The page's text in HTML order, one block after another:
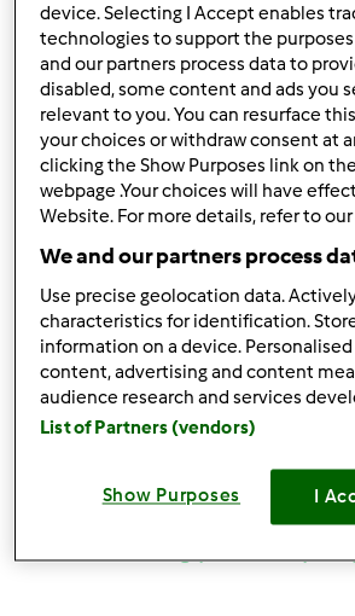
Szybka odpowiedź
UrszUla1234
(niezweryfikowany)
wt., 04/04/2017 - 09:40
Podpinam się !
I witam serdecznie !
Góra strony
device. Selecting I Accept enables
technologies to support the
and our partners process data to
disabled, some content and ads you
relevant to you. You can resurface
your choices or withdraw consent at
clicking the Show Purposes link on
webpage .Your choices will have
Website. For more details, refer to
We and our partners process
Use precise geolocation data.
characteristics for identification.
information on a device.
content, advertising and content
audience research and services
List of Partners (vendors)
Show Purposes I